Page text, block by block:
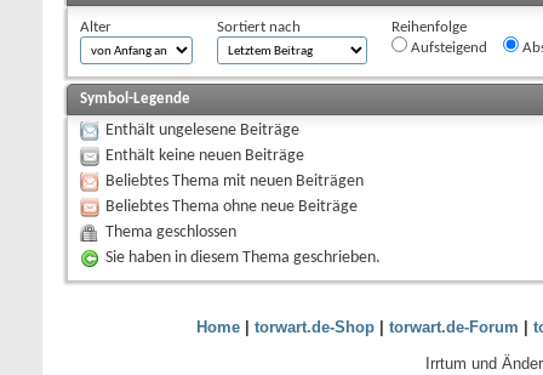
Alter Sortiert nach
Reihenfolge
Aufsteigend
Symbol-Legende
Enthält ungelesene Beiträge
Enthält keine neuen Beiträge
Beliebtes Thema mit neuen Beiträgen
Beliebtes Thema ohne neue Beiträge
Thema geschlossen
Sie haben in diesem Thema geschrieben.
Home| torwart.de-Shop| torwart.de-Forum
Irrtum und